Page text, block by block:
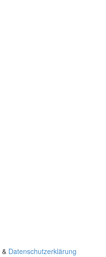
& Datenschutzerklärung